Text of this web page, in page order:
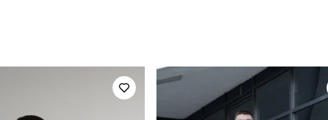
95% бавовна, 5% еластан Країна - виробник